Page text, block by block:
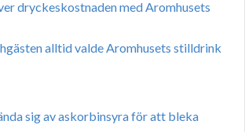
dryckeskostnaden med Aromhusets
alltid valde Aromhusets stilldrink
sig av askorbinsyra för att bleka